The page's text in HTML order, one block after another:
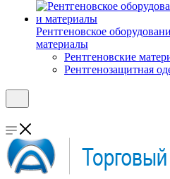
Рентгеновское
материалы
Рентгеновские
Рентгенозащитная